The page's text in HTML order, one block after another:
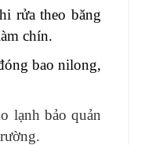
rửa theo băng
chín.
bao nilong,
lạnh bảo quản